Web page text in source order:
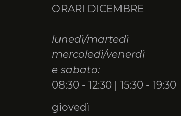
ORARI DICEMBRE
lunedì/martedì
mercoledì/venerdì
e sabato:
08:30 - 12:30 | 15:30 - 19:30
giovedì